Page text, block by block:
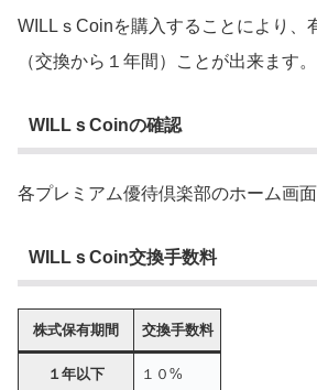
WILLｓCoinを購入することにより、
（交換から１年間）ことが出来ます。
WILLｓCoinの確認
各プレミアム優待倶楽部のホーム画
WILLｓCoin交換手数料
株式保有期間 交換手数料
１年以下 １０%